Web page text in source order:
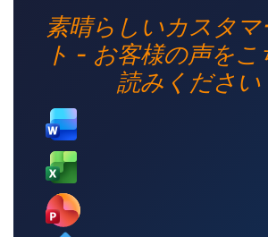
素晴らしいカスタ
ト - お客様の声を
読みください